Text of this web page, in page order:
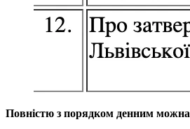
Повністю з порядком денним можна